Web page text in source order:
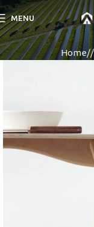
MENU
Home